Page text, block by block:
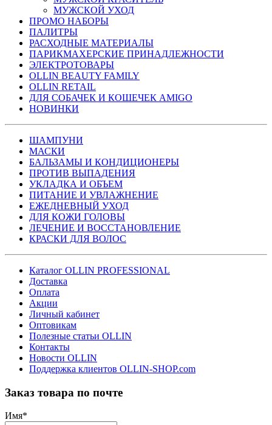
МУЖСКОЙ УХОД
ПРОМО НАБОРЫ
ПАЛИТРЫ
РАСХОДНЫЕ МАТЕРИАЛЫ
ПАРИКМАХЕРСКИЕ ПРИНАДЛЕЖНОСТИ
ЭЛЕКТРОТОВАРЫ
OLLIN BEAUTY FAMILY
OLLIN RETAIL
ДЛЯ СОБАЧЕК И КОШЕЧЕК AMIGO
НОВИНКИ
ШАМПУНИ
МАСКИ
БАЛЬЗАМЫ И КОНДИЦИОНЕРЫ
ПРОТИВ ВЫПАДЕНИЯ
УКЛАДКА И ОБЪЕМ
ПИТАНИЕ И УВЛАЖНЕНИЕ
ЕЖЕДНЕВНЫЙ УХОД
ДЛЯ КОЖИ ГОЛОВЫ
ЛЕЧЕНИЕ И ВОССТАНОВЛЕНИЕ
КРАСКИ ДЛЯ ВОЛОС
Каталог OLLIN PROFESSIONAL
Доставка
Оплата
Акции
Личный кабинет
Оптовикам
Полезные статьи OLLIN
Контакты
Новости OLLIN
Поддержка клиентов OLLIN-SHOP.com
Заказ товара по почте
Имя*